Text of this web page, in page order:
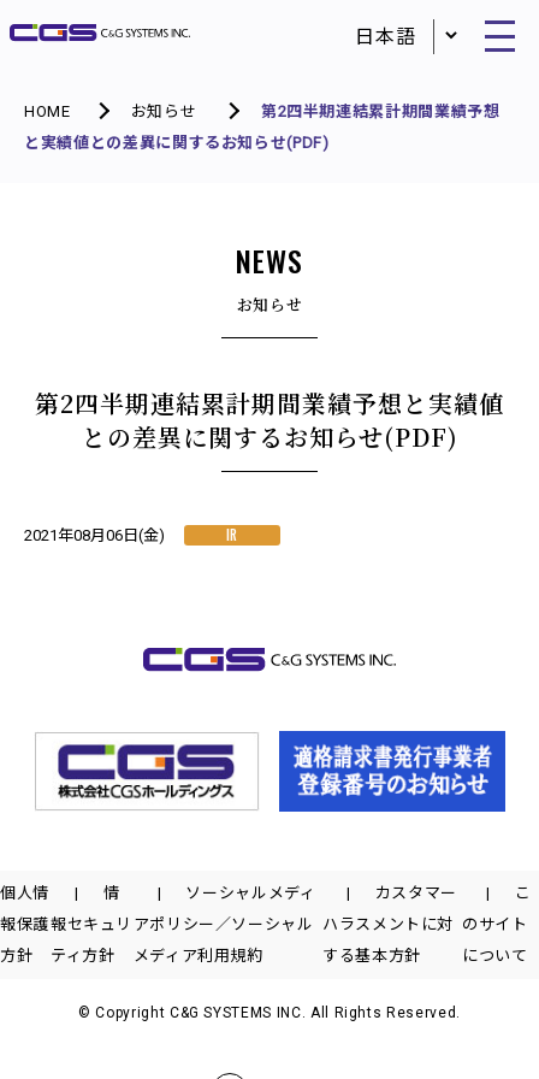
HOME お知らせ
第2四半期連結累計期間業績予想
と実績値との差異に関するお知らせ(PDF)
NEWS
お知らせ
第2四半期連結累計期間業績予想と実績値
との差異に関するお知らせ(PDF)
2021年08月06日(金) IR
個人情
報保護
方針
情
報セキュリ
ティ方針
ソーシャルメディ
アポリシー／ソーシャル
メディア利用規約
カスタマー
ハラスメントに対
する基本方針
こ
のサイト
について
© Copyright C&G SYSTEMS INC. All Rights Reserved.